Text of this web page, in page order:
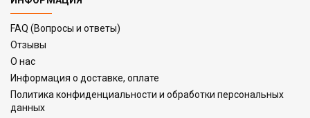
FAQ (Вопросы и ответы)
Отзывы
О нас
Информация о доставке, оплате
Политика конфиденциальности и обработки персональных
данных